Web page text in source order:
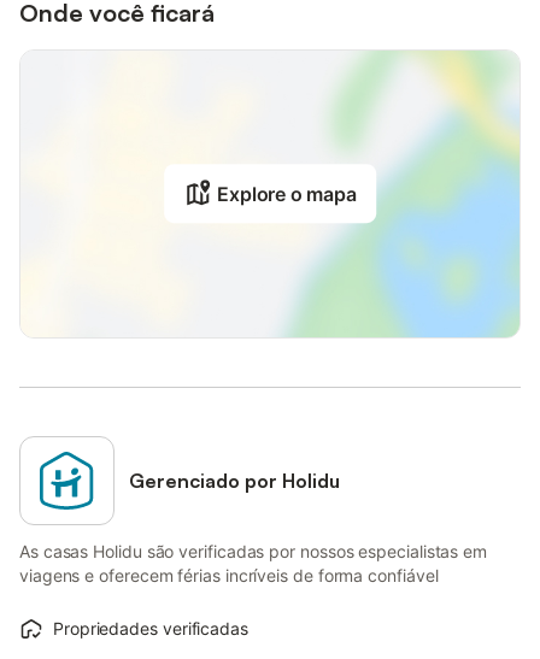
Onde você ficará
Explore o mapa
Gerenciado por Holidu
As casas Holidu são verificadas por nossos especialistas em
viagens e oferecem férias incríveis de forma confiável
Propriedades verificadas